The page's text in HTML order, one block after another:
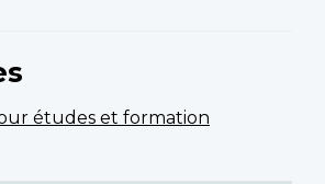
études et formation